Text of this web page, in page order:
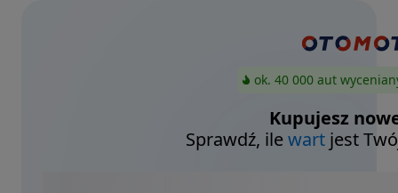
ok. 40 000 aut
Kupujesz
Sprawdź, ilewart jest